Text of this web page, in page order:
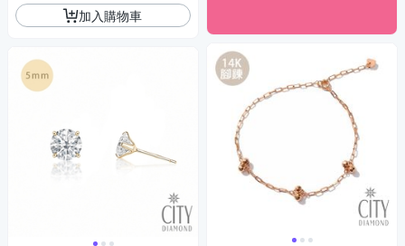
加入購物車